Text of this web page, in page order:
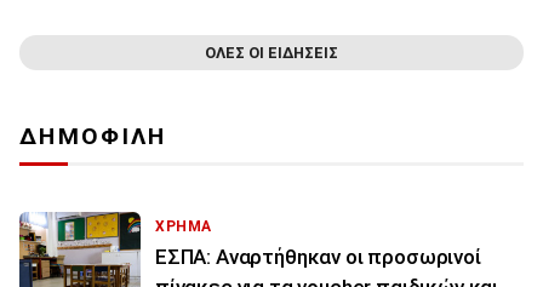
ΟΛΕΣ ΟΙ ΕΙΔΗΣΕΙΣ
ΔΗΜΟΦΙΛΗ
ΧΡΗΜΑ
ΕΣΠΑ: Αναρτήθηκαν οι προσωρινοί